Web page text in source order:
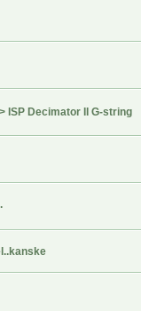
ISP Decimator II G-string